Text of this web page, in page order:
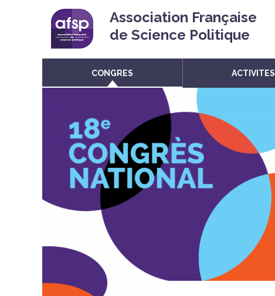
Association Française
de Science Politique
CONGRES ACTIVITES